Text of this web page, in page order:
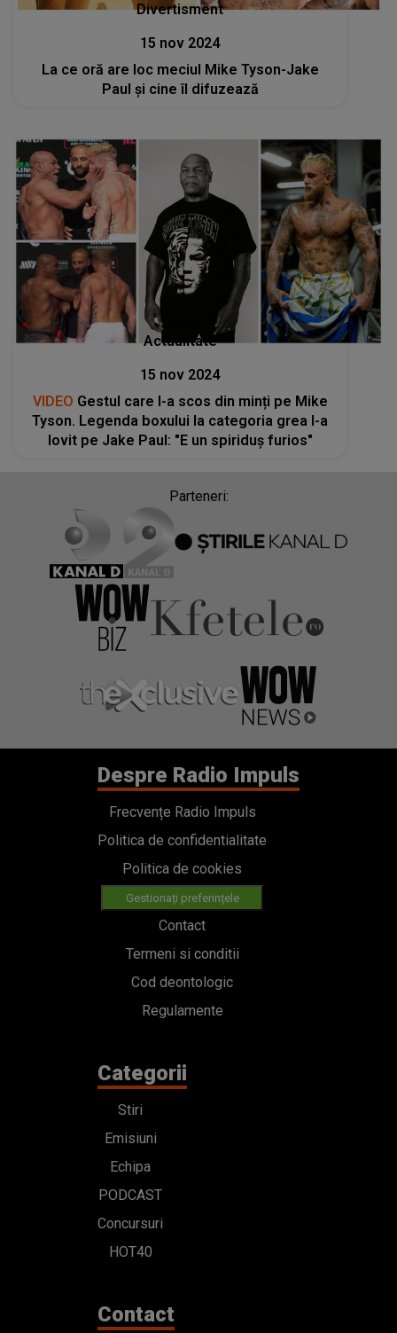
Divertisment
15 nov 2024
La ce oră are loc meciul Mike Tyson-Jake
Paul și cine îl difuzează
Actualitate
15 nov 2024
VIDEO Gestul care l-a scos din minți pe Mike
Tyson. Legenda boxului la categoria grea l-a
lovit pe Jake Paul: "E un spiriduș furios"
Parteneri:
Despre Radio Impuls
Frecvențe Radio Impuls
Politica de confidentialitate
Politica de cookies
Gestionați preferințele
Contact
Termeni si conditii
Cod deontologic
Regulamente
Categorii
Stiri
Emisiuni
Echipa
PODCAST
Concursuri
HOT40
Contact